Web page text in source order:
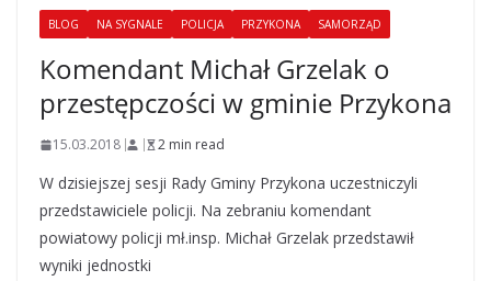
BLOG NA SYGNALE POLICJA PRZYKONA SAMORZĄD
Komendant Michał Grzelak o
przestępczości w gminie Przykona
15.03.2018 2 min read
W dzisiejszej sesji Rady Gminy Przykona uczestniczyli
przedstawiciele policji. Na zebraniu komendant
powiatowy policji mł.insp. Michał Grzelak przedstawił
wyniki jednostki